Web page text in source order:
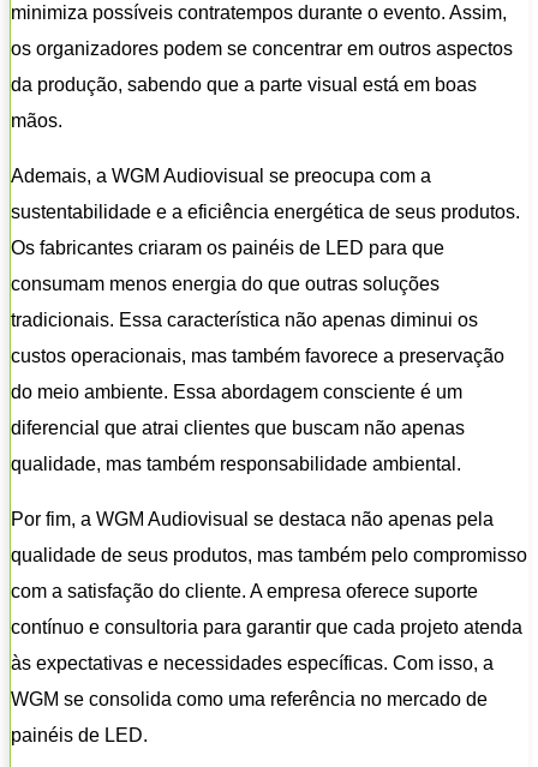
minimiza possíveis contratempos durante o evento. Assim,
os organizadores podem se concentrar em outros aspectos
da produção, sabendo que a parte visual está em boas
mãos.
Ademais, a WGM Audiovisual se preocupa com a
sustentabilidade e a eficiência energética de seus produtos.
Os fabricantes criaram os painéis de LED para que
consumam menos energia do que outras soluções
tradicionais. Essa característica não apenas diminui os
custos operacionais, mas também favorece a preservação
do meio ambiente. Essa abordagem consciente é um
diferencial que atrai clientes que buscam não apenas
qualidade, mas também responsabilidade ambiental.
Por fim, a WGM Audiovisual se destaca não apenas pela
qualidade de seus produtos, mas também pelo compromisso
com a satisfação do cliente. A empresa oferece suporte
contínuo e consultoria para garantir que cada projeto atenda
às expectativas e necessidades específicas. Com isso, a
WGM se consolida como uma referência no mercado de
painéis de LED.